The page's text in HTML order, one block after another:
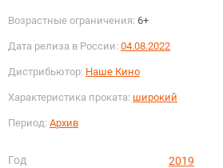
Возрастные ограничения: 6+
Дата релиза в России: 04.08.2022
Дистрибьютор: Наше Кино
Характеристика проката: широкий
Период: Архив
Год
2019